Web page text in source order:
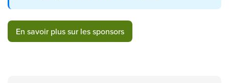
En savoir plus sur les sponsors